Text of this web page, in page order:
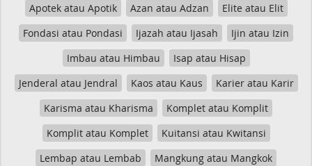
Apotek atau Apotik
Azan atau Adzan
Elite atau Elit
Fondasi atau Pondasi
Ijazah atau Ijasah
Ijin atau Izin
Imbau atau Himbau
Isap atau Hisap
Jenderal atau Jendral
Kaos atau Kaus
Karier atau Karir
Karisma atau Kharisma
Komplet atau Komplit
Komplit atau Komplet
Kuitansi atau Kwitansi
Lembap atau Lembab
Mangkung atau Mangkok